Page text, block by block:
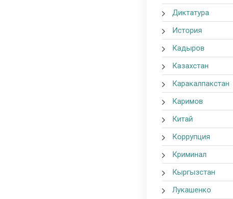
Диктатура
История
Кадыров
Казахстан
Каракалпакстан
Каримов
Китай
Коррупция
Криминал
Кыргызстан
Лукашенко